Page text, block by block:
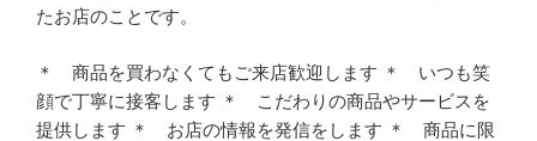
たお店のことです。
＊ 商品を買わなくてもご来店歓迎します ＊ いつも笑
顔で丁寧に接客します ＊ こだわりの商品やサービスを
提供します ＊ お店の情報を発信をします ＊ 商品に限